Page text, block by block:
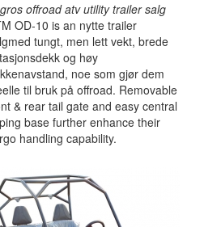
offroad atv utility trailer salg
OD-10 is an nytte trailer
tungt, men lett vekt, brede
og høy
noe som gjør dem
til bruk på offroad. Removable
& rear tail gate and easy central
base further enhance their
handling capability.